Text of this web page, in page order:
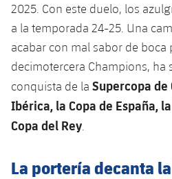
Spotify Camp Nou
Palau Blaugrana
Estadi Johan Cruyff
Barça Cafe
Ciutat Esportiva
2025. Con este duelo, los
a la temporada 24-25. Una
acabar con mal sabor de
decimotercera Champions, ha
conquista de la Supercopa de
Ibérica, la Copa de España,
Copa del Rey
La portería decanta